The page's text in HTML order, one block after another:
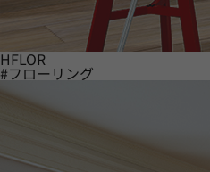
HFLOR
#フローリング